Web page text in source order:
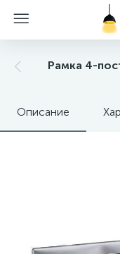
Рамка 4-
Описание